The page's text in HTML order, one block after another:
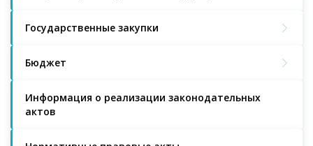
Государственные закупки
Бюджет
Информация о реализации законодательных
актов